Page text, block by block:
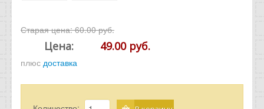
Старая цена:60.00 руб.
Цена: 49.00 руб.
плюс доставка